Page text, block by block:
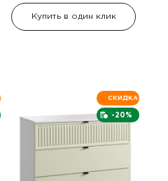
Купить в один клик
-20%
СКИДКА